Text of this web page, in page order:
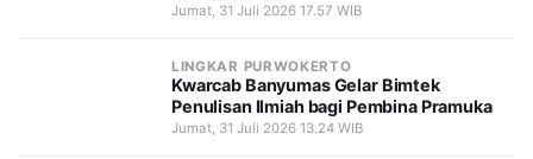
Jumat, 31 Juli 2026 17.57 WIB
LINGKAR PURWOKERTO
Kwarcab Banyumas Gelar Bimtek
Penulisan Ilmiah bagi Pembina Pramuka
Jumat, 31 Juli 2026 13.24 WIB